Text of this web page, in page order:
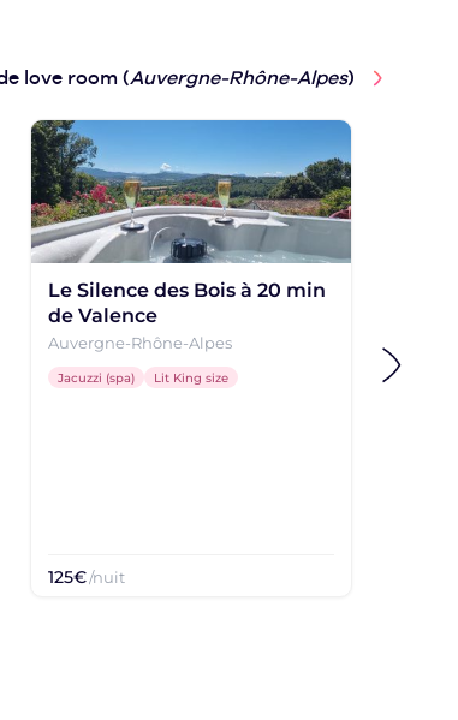
love room (Auvergne-Rhône-Alpes)
Le Silence des Bois à 20 min
de Valence
Auvergne-Rhône-Alpes
Jacuzzi (spa) Lit King size
125€/nuit